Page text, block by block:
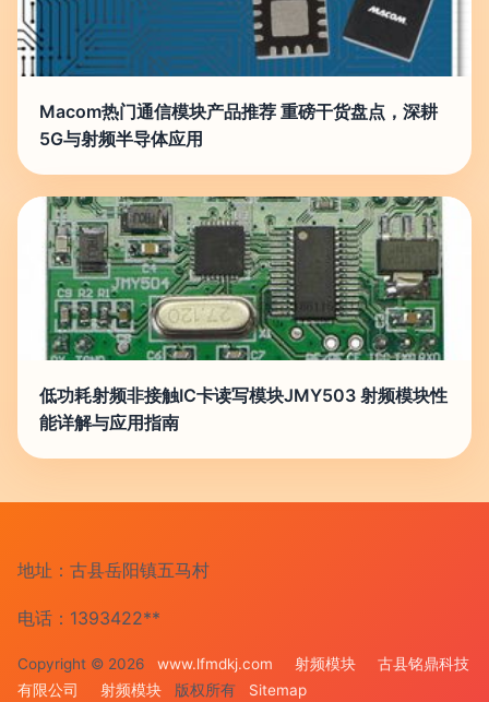
Macom热门通信模块产品推荐 重磅干货盘点，深耕
5G与射频半导体应用
低功耗射频非接触IC卡读写模块JMY503 射频模块性
能详解与应用指南
地址：古县岳阳镇五马村
电话：1393422**
Copyright © 2026 www.lfmdkj.com 射频模块
古县铭鼎科技
有限公司
射频模块 版权所有 Sitemap